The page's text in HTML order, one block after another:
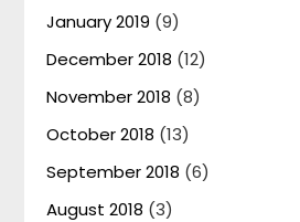
January 2019 (9)
December 2018 (12)
November 2018 (8)
October 2018 (13)
September 2018 (6)
August 2018 (3)